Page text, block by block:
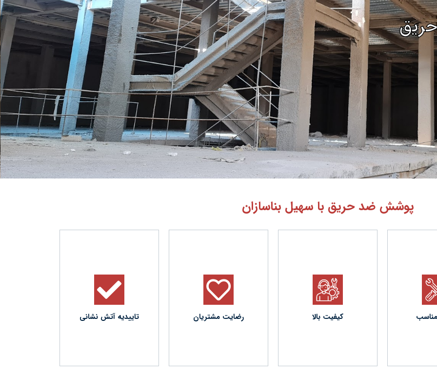
پوشش ضد حریق با سهیل بناسازان
کیفیت بالا
نمایندگی از
داخلی، تامین
کیفیت را برای
نموده.
رضایت مشتریان
مفتخریم با اجرای صدها
هزار مترمربع پروژه ضد
حریق با رضایت کارفرما
همراه بوده.
تاییدیه آتش نشانی
در آخر پس از بازدید
بازرس سازمان آتش
نشانی، تاییدیه مقاوم
سازی با پوشش ضد
حریق صادر می گردد.